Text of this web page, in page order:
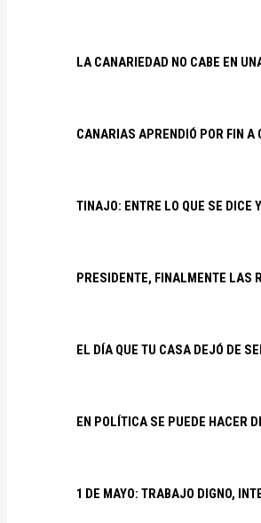
LA CANARIEDAD NO CABE EN
CANARIAS APRENDIÓ POR FIN A
TINAJO: ENTRE LO QUE SE DICE
PRESIDENTE, FINALMENTE LAS
EL DÍA QUE TU CASA DEJÓ DE
EN POLÍTICA SE PUEDE HACER
1 DE MAYO: TRABAJO DIGNO,